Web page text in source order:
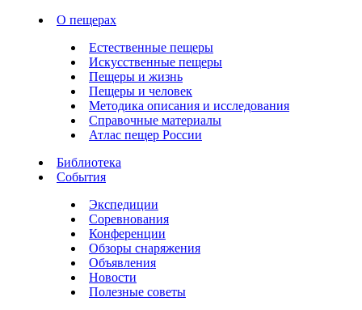
О пещерах
Естественные пещеры
Искусственные пещеры
Пещеры и жизнь
Пещеры и человек
Методика описания и исследования
Справочные материалы
Атлас пещер России
Библиотека
События
Экспедиции
Соревнования
Конференции
Обзоры снаряжения
Объявления
Новости
Полезные советы